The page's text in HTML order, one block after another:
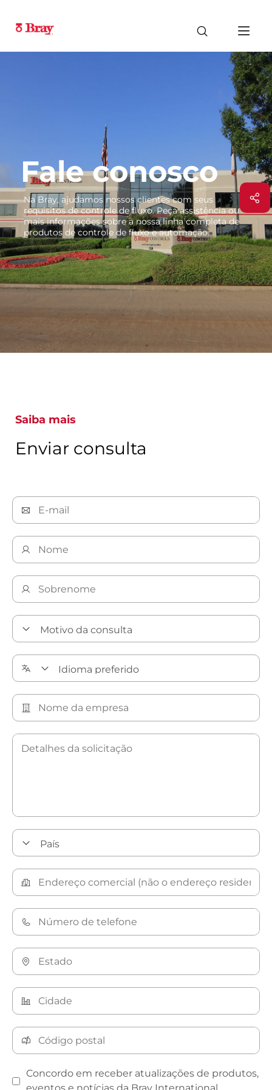
Fale conosco
Na Bray, ajudamos nossos clientes com seus
requisitos de controle de fluxo. Peça assistência ou
mais informações sobre a nossa linha completa de
produtos de controle de fluxo e automação.
Saiba mais
Enviar consulta
Concordo em receber atualizações de produtos,